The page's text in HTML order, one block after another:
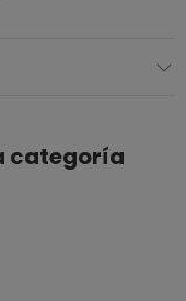
categoría